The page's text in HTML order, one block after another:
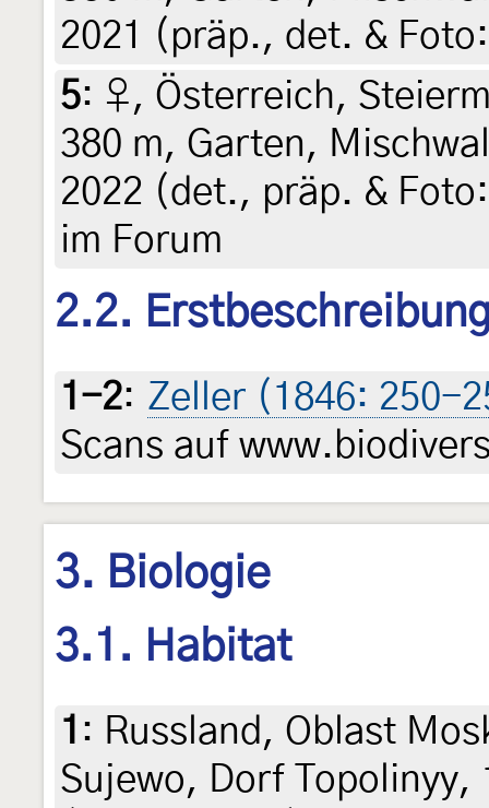
2021 (präp., det. &
5: ♀, Österreich,
380 m, Garten,
2022 (det., präp. &
im Forum
2.2.
1-2: Zeller (1846: 250-
Scans auf
3. Biologie
3.1. Habitat
1 : Russland, Oblast
Sujewo, Dorf Topolinyy,